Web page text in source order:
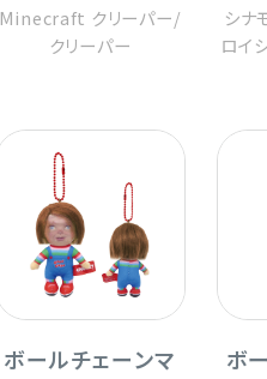
Minecraft クリーパー/
クリーパー
シナ
ロイ
ボールチェーンマ
ボ